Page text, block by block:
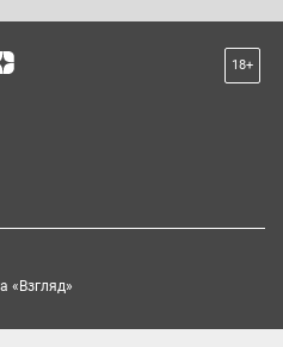
18+
«Взгляд»